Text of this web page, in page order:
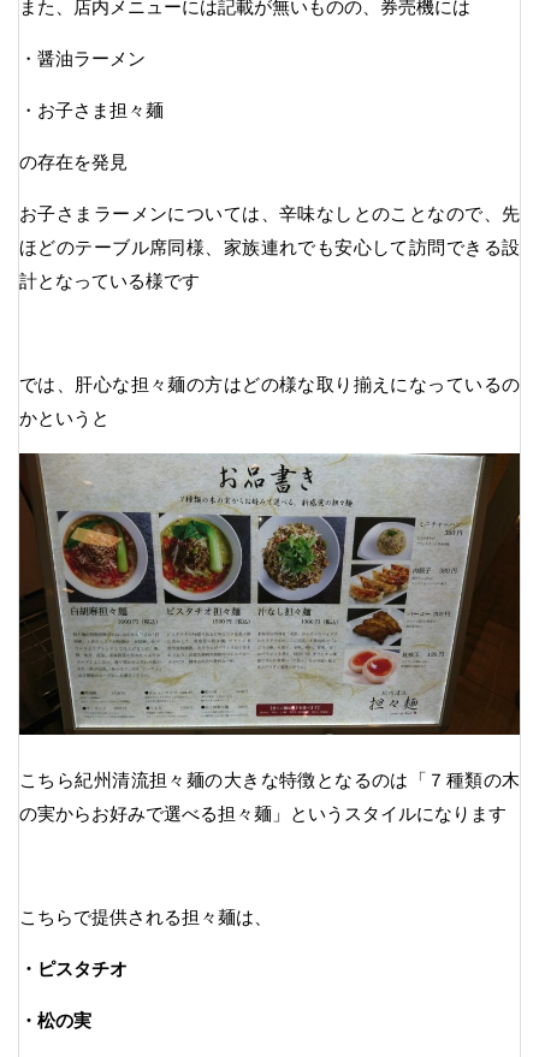
また、店内メニューには記載が無いものの、券売機には
・醤油ラーメン
・お子さま担々麺
の存在を発見
お子さまラーメンについては、辛味なしとのことなので、先
ほどのテーブル席同様、家族連れでも安心して訪問できる設
計となっている様です
では、肝心な担々麺の方はどの様な取り揃えになっているの
かというと
こちら紀州清流担々麺の大きな特徴となるのは「７種類の木
の実からお好みで選べる担々麺」というスタイルになります
こちらで提供される担々麺は、
・ピスタチオ
・松の実